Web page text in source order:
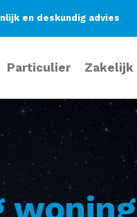
en deskundig advies
Particulier Zakelijk